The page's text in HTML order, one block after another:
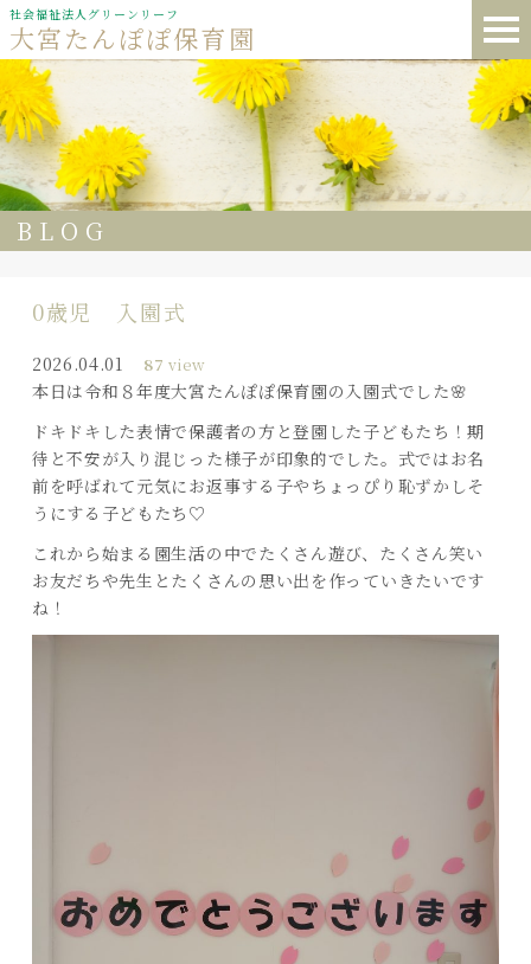
社会福祉法人グリーンリーフ
大宮たんぽぽ保育園
BLOG
0歳児 入園式
2026.04.01 87 view
本日は令和８年度大宮たんぽぽ保育園の入園式でした🌸
ドキドキした表情で保護者の方と登園した子どもたち！期
待と不安が入り混じった様子が印象的でした。式ではお名
前を呼ばれて元気にお返事する子やちょっぴり恥ずかしそ
うにする子どもたち♡
これから始まる園生活の中でたくさん遊び、たくさん笑い
お友だちや先生とたくさんの思い出を作っていきたいです
ね！